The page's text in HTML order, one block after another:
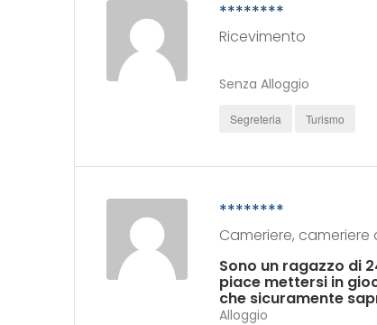
********
Ricevimento
Senza Alloggio
Segreteria Turismo
********
Cameriere,
Sono un ragazzo di
piace mettersi in
che sicuramente
Alloggio